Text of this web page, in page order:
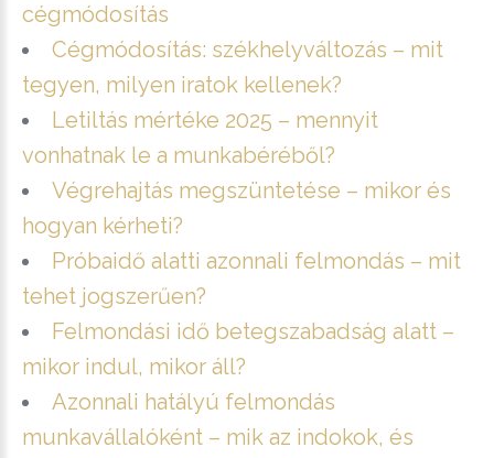
cégmódosítás
Cégmódosítás: székhelyváltozás – mit
tegyen, milyen iratok kellenek?
Letiltás mértéke 2025 – mennyit
vonhatnak le a munkabéréből?
Végrehajtás megszüntetése – mikor és
hogyan kérheti?
Próbaidő alatti azonnali felmondás – mit
tehet jogszerűen?
Felmondási idő betegszabadság alatt –
mikor indul, mikor áll?
Azonnali hatályú felmondás
munkavállalóként – mik az indokok, és